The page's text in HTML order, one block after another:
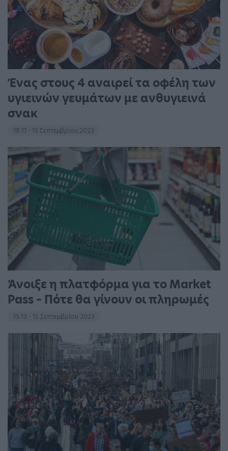
Ένας στους 4 αναιρεί τα οφέλη των
υγιεινών γευμάτων με ανθυγιεινά
σνακ
18:11 - 15 Σεπτεμβρίου 2023
Άνοιξε η πλατφόρμα για το Market
Pass – Πότε θα γίνουν οι πληρωμές
15:13 - 15 Σεπτεμβρίου 2023